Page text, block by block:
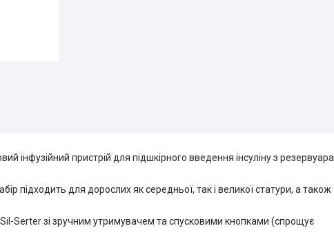
інфузійний пристрій для підшкірного введення інсуліну з резервуара
підходить для дорослих як середньої, так і великої статури, а також
Serter зі зручним утримувачем та спусковими кнопками (спрощує